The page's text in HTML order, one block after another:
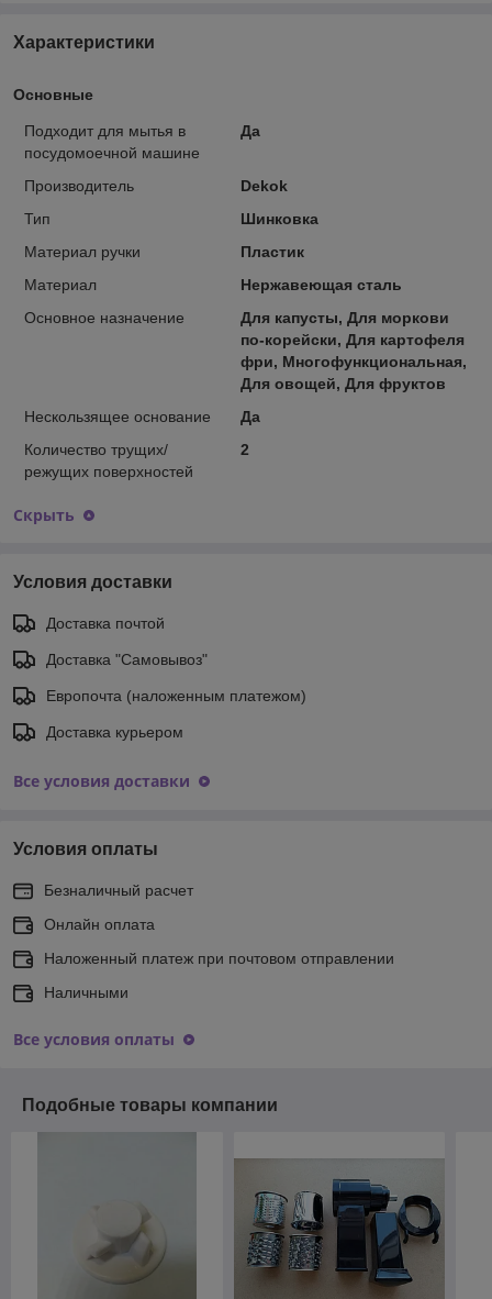
Характеристики
Основные
Подходит для мытья в
посудомоечной машине
Да
Производитель
Dekok
Тип
Шинковка
Материал ручки
Пластик
Материал
Нержавеющая сталь
Основное назначение
Для капусты, Для моркови
по-корейски, Для картофеля
фри, Многофункциональная,
Для овощей, Для фруктов
Нескользящее основание
Да
Количество трущих/
режущих поверхностей
2
Скрыть
Условия доставки
Доставка почтой
Доставка "Самовывоз"
Европочта (наложенным платежом)
Доставка курьером
Все условия доставки
Условия оплаты
Безналичный расчет
Онлайн оплата
Наложенный платеж при почтовом отправлении
Наличными
Все условия оплаты
Подобные товары компании